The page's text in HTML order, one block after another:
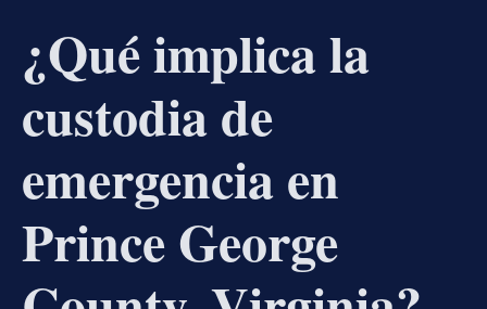
¿Qué implica la
custodia de
emergencia en
Prince George